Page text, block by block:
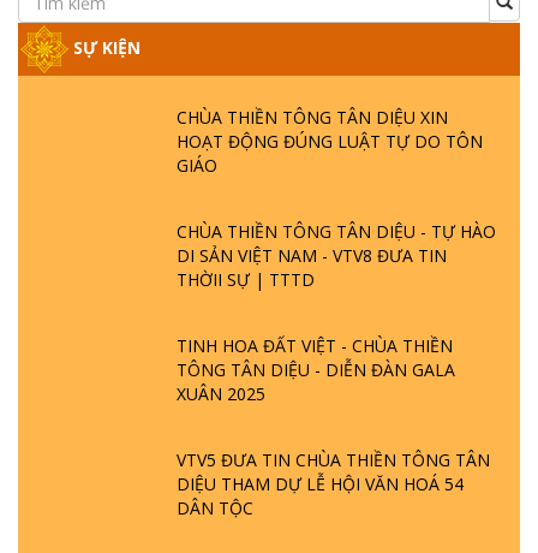
SỰ KIỆN
CHÙA THIỀN TÔNG TÂN DIỆU XIN
HOẠT ĐỘNG ĐÚNG LUẬT TỰ DO TÔN
GIÁO
CHÙA THIỀN TÔNG TÂN DIỆU - TỰ HÀO
DI SẢN VIỆT NAM - VTV8 ĐƯA TIN
THỜII SỰ | TTTD
TINH HOA ĐẤT VIỆT - CHÙA THIỀN
TÔNG TÂN DIỆU - DIỄN ĐÀN GALA
XUÂN 2025
VTV5 ĐƯA TIN CHÙA THIỀN TÔNG TÂN
DIỆU THAM DỰ LỄ HỘI VĂN HOÁ 54
DÂN TỘC